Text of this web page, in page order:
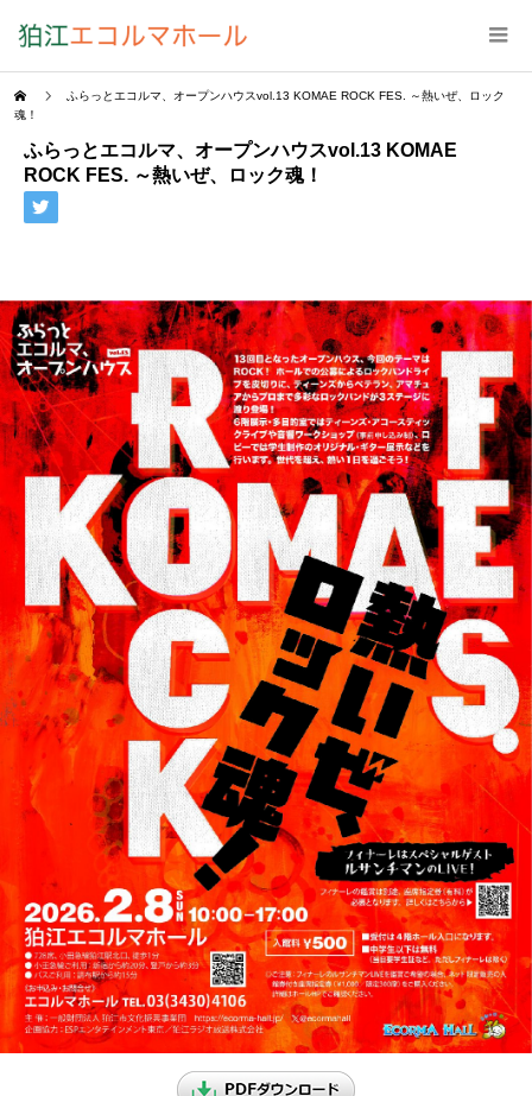
ふらっとエコルマ、オープンハウスvol.13 KOMAE ROCK FES. ～熱いぜ、ロック
魂！
ふらっとエコルマ、オープンハウスvol.13 KOMAE
ROCK FES. ～熱いぜ、ロック魂！